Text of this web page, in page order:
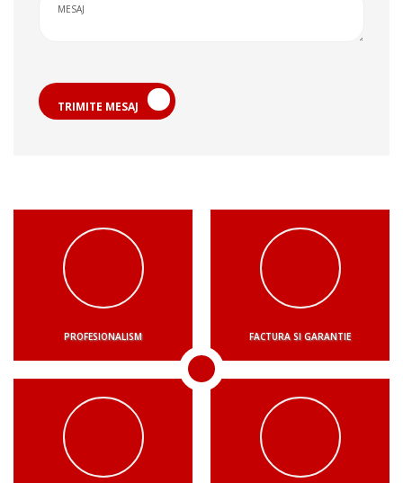
TRIMITE MESAJ
PROFESIONALISM FACTURA SI GARANTIE